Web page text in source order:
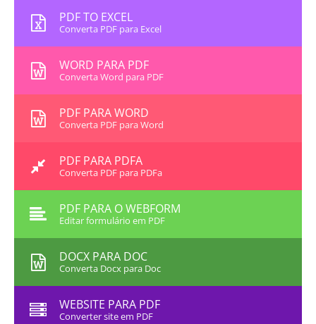
PDF TO EXCEL
Converta PDF para Excel
WORD PARA PDF
Converta Word para PDF
PDF PARA WORD
Converta PDF para Word
PDF PARA PDFA
Converta PDF para PDFa
PDF PARA O WEBFORM
Editar formulário em PDF
DOCX PARA DOC
Converta Docx para Doc
WEBSITE PARA PDF
Converter site em PDF